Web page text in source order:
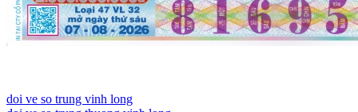
doi ve so trung vinh long